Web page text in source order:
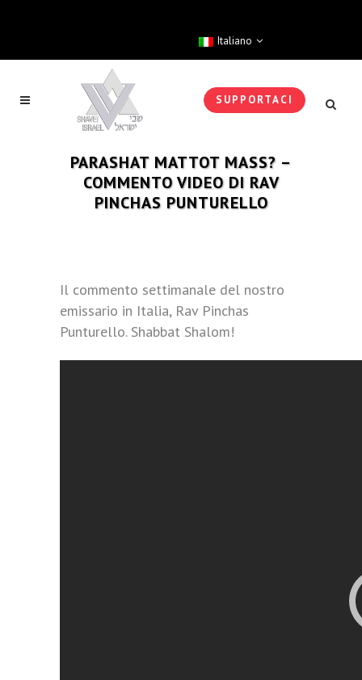
Italiano
SUPPORTACI
PARASHAT MATTOT MASS? –
COMMENTO VIDEO DI RAV
PINCHAS PUNTURELLO
Il commento settimanale del nostro
emissario in Italia, Rav Pinchas
Punturello. Shabbat Shalom!